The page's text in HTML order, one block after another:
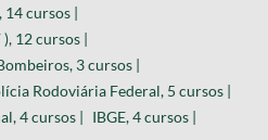
14 cursos |
), 12 cursos |
3 cursos |
Rodoviária Federal, 5 cursos |
4 cursos | IBGE, 4 cursos |